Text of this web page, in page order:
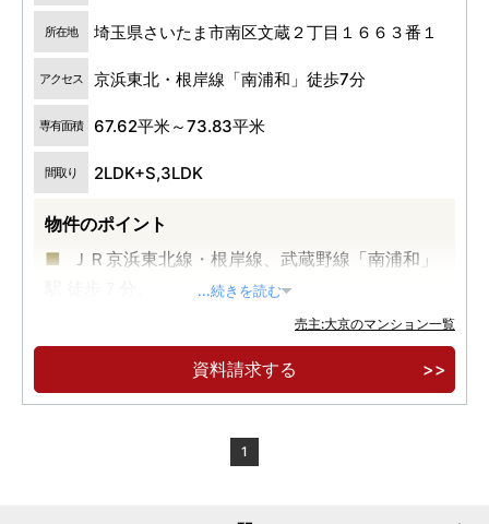
所在地 埼玉県さいたま市南区文蔵２丁目１６６３番１
アクセス 京浜東北・根岸線「南浦和」徒歩7分
専有面積 67.62平米～73.83平米
間取り 2LDK+S,3LDK
物件のポイント
ＪＲ京浜東北線・根岸線、武蔵野線「南浦和」
ＪＲ２路線利用可能で都心へダイレクトアクセ
ス。南向き中心・専有面積７０平米台中心。
可動クロゼットなど家族が永く快適に暮らせる
...続きを読む
売主:大京のマンション一覧
資料請求する
1